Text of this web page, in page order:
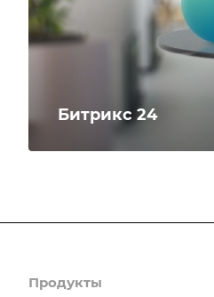
Битрикс 24
Продукты